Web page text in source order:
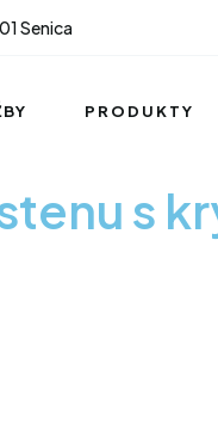
Senica
PRODUKTY
s